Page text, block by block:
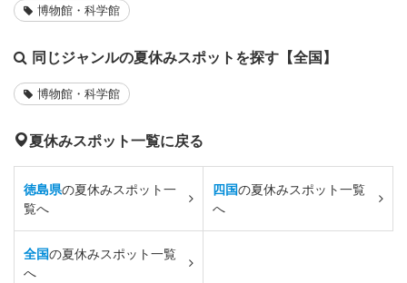
博物館・科学館
同じジャンルの夏休みスポットを探す【全国】
博物館・科学館
夏休みスポット一覧に戻る
徳島県の夏休みスポット一
覧へ
四国の夏休みスポット一覧
へ
全国の夏休みスポット一覧
へ